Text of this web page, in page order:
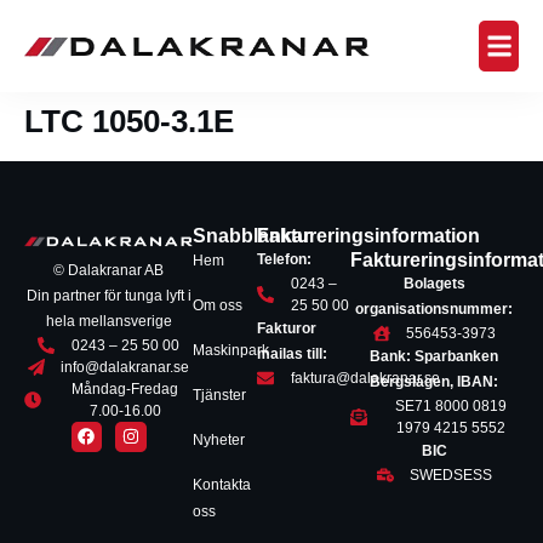
LTC 1050-3.1E
© Dalakranar AB
Din partner för tunga lyft i
hela mellansverige
0243 – 25 50 00
info@dalakranar.se
Måndag-Fredag
7.00-16.00
Snabblänkar
Hem
Om oss
Maskinpark
Tjänster
Nyheter
Kontakta
oss
Faktureringsinformation
Telefon:
0243 –
25 50 00
Fakturor
mailas till:
faktura@dalakranar.se
Bolagets
organisationsnummer:
556453-3973
Bank: Sparbanken
Bergslagen, IBAN:
SE71 8000 0819
1979 4215 5552
BIC
SWEDSESS